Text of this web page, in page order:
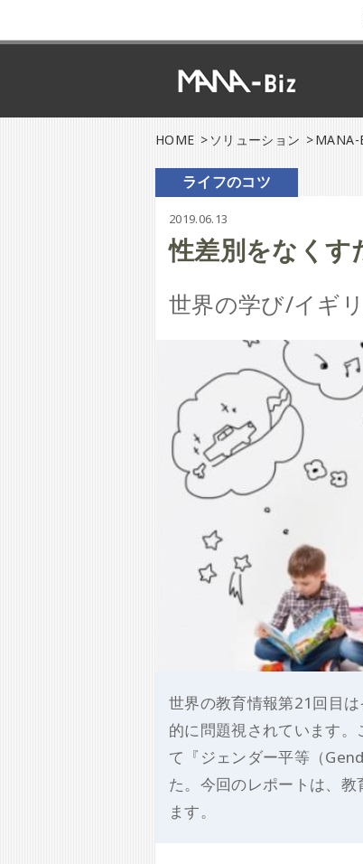
HOME ソリューション MANA-
ライフのコツ
2019.06.13
性差別をなくす
世界の学び/イギ
世界の教育情報第21回目
的に問題視されています
て『ジェンダー平等（
た。今回のレポートは、
ます。